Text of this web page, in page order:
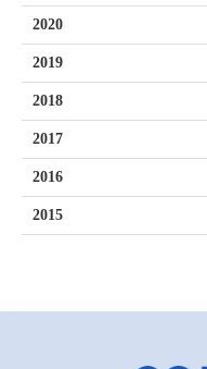
2020
2019
2018
2017
2016
2015